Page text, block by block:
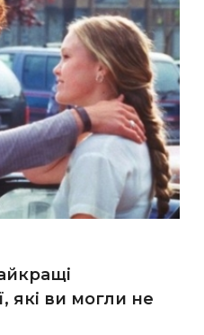
які ви могли не